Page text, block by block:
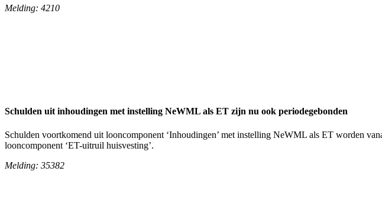
Melding: 4210
Schulden uit inhoudingen met instelling NeWML als ET zijn nu ook periodegebonden
Schulden voortkomend uit looncomponent ‘Inhoudingen’ met instelling NeWML als ET worden
looncomponent ‘ET-uitruil huisvesting’.
Melding: 35382